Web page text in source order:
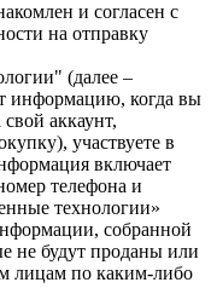
и согласен с
на отправку
(далее –
информацию, когда вы
свой аккаунт,
участвуете в
включает
телефона и
технологии»
собранной
не будут проданы или
лицам по каким-либо